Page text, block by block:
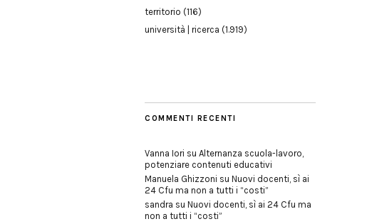
territorio (116)
università | ricerca (1.919)
COMMENTI RECENTI
Vanna Iori su Alternanza scuola-lavoro,
potenziare contenuti educativi
Manuela Ghizzoni su Nuovi docenti, sì ai
24 Cfu ma non a tutti i “costi”
sandra su Nuovi docenti, sì ai 24 Cfu ma
non a tutti i “costi”